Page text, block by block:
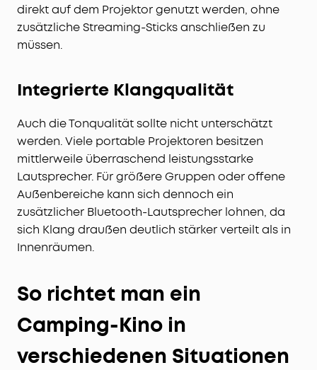
direkt auf dem Projektor genutzt werden, ohne
zusätzliche Streaming-Sticks anschließen zu
müssen.
Integrierte Klangqualität
Auch die Tonqualität sollte nicht unterschätzt
werden. Viele portable Projektoren besitzen
mittlerweile überraschend leistungsstarke
Lautsprecher. Für größere Gruppen oder offene
Außenbereiche kann sich dennoch ein
zusätzlicher Bluetooth-Lautsprecher lohnen, da
sich Klang draußen deutlich stärker verteilt als in
Innenräumen.
So richtet man ein
Camping-Kino in
verschiedenen Situationen